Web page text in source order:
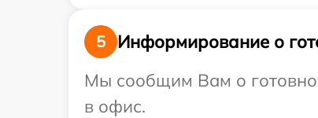
5
Информирование о
Мы сообщим Вам о
в офис.